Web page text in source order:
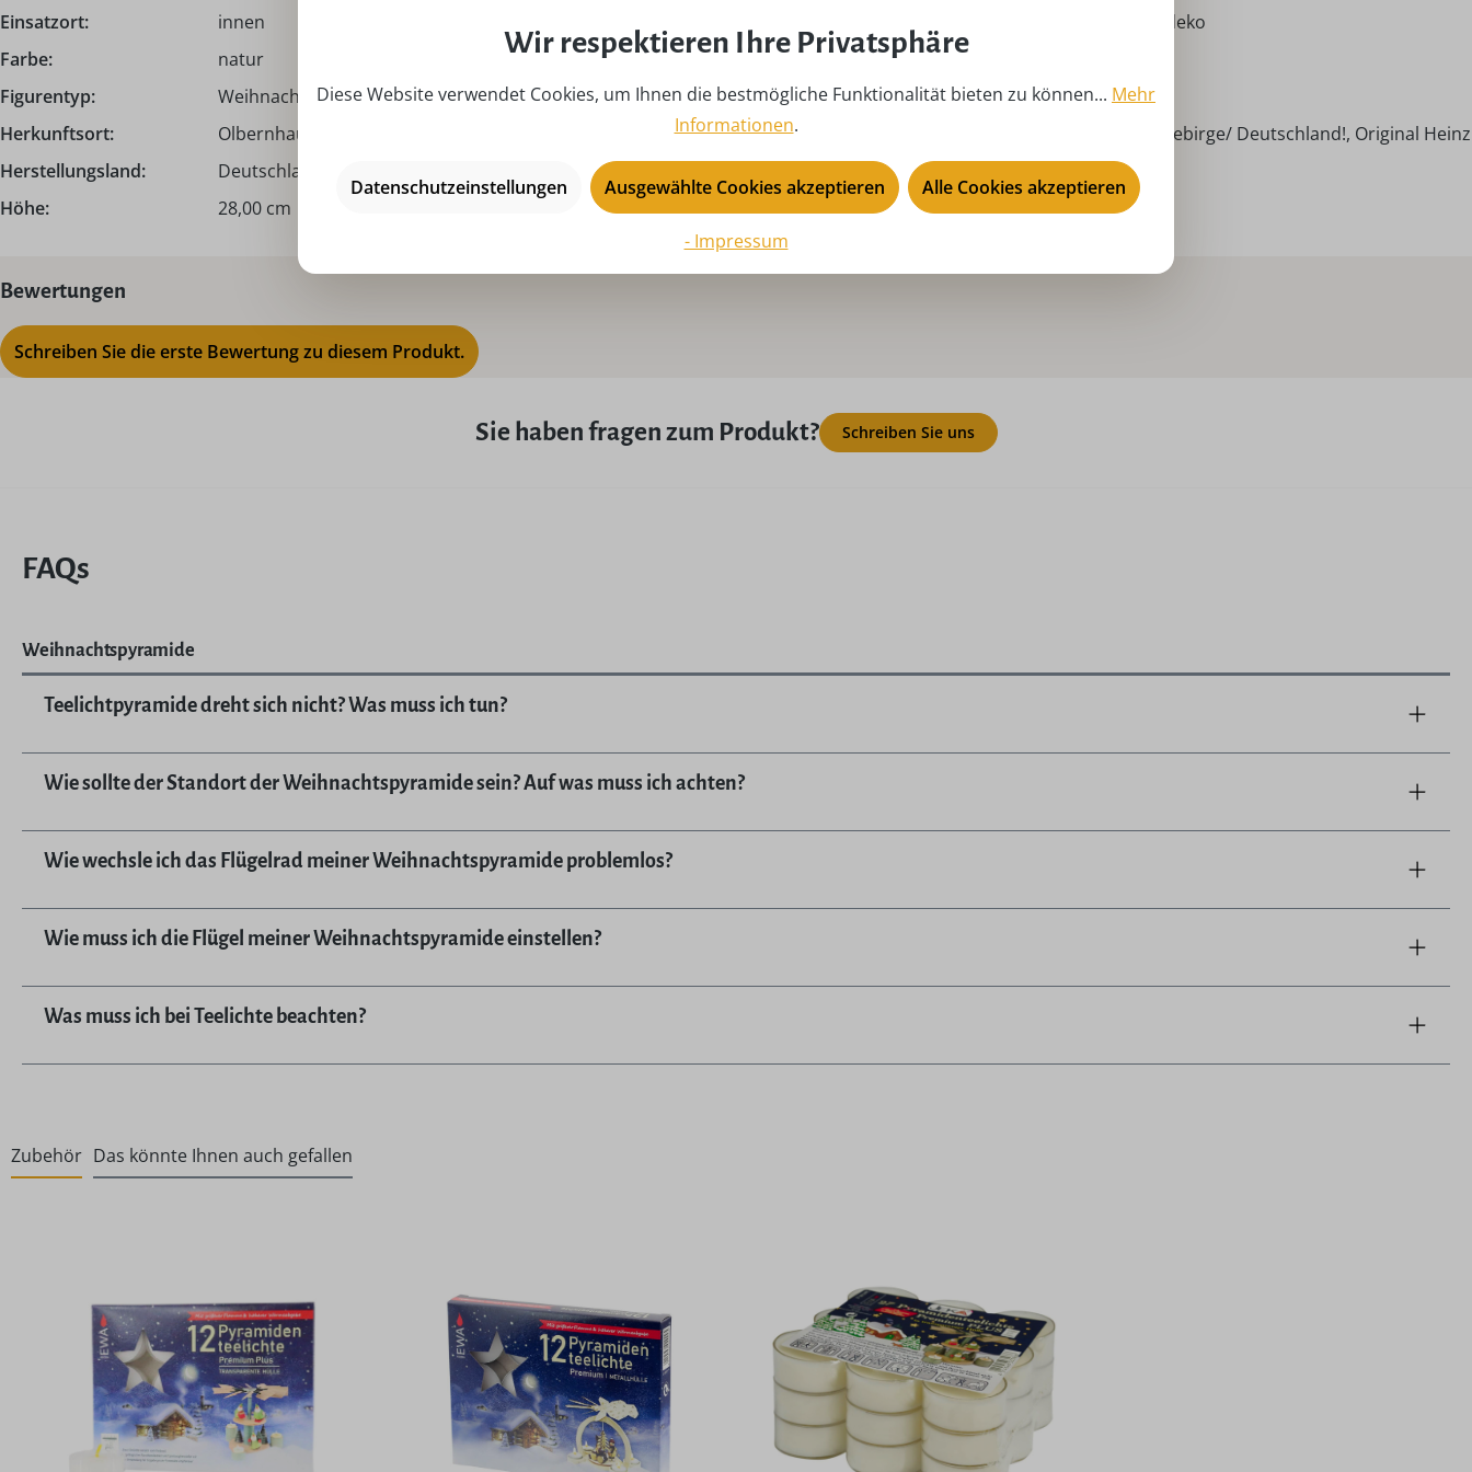
Einsatzort:
innen
Farbe:
natur
Figurentyp:
Weihnachtspyramide
Herkunftsort:
Olbernhau | Erzgebirge
Herstellungsland:
Deutschland - Made in Germany
Höhe:
28,00 cm
Adventszeit, Weihnachtsdeko
Serie:
Heinz Lorenz - Pyramiden
Tiefe:
14,00 cm
USP:
Handarbeit aus dem Erzgebirge/ Deutschland!, Original Heinz
Lorenz!
Bewertungen
Schreiben Sie die erste Bewertung zu diesem Produkt.
Sie haben fragen zum Produkt? Schreiben Sie uns
FAQs
Weihnachtspyramide
Teelichtpyramide dreht sich nicht? Was muss ich tun?
Wie sollte der Standort der Weihnachtspyramide sein? Auf was muss ich achten?
Wie wechsle ich das Flügelrad meiner Weihnachtspyramide problemlos?
Wie muss ich die Flügel meiner Weihnachtspyramide einstellen?
Was muss ich bei Teelichte beachten?
Zubehör Das könnte Ihnen auch gefallen
Wir respektieren Ihre Privatsphäre
Diese Website verwendet Cookies, um Ihnen die bestmögliche Funktionalität bieten zu können... Mehr
Informationen.
Datenschutzeinstellungen Ausgewählte Cookies akzeptieren Alle Cookies akzeptieren
- Impressum